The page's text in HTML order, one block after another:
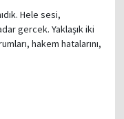
Hele sesi,
gercek. Yaklaşık iki
hakem hatalarını,